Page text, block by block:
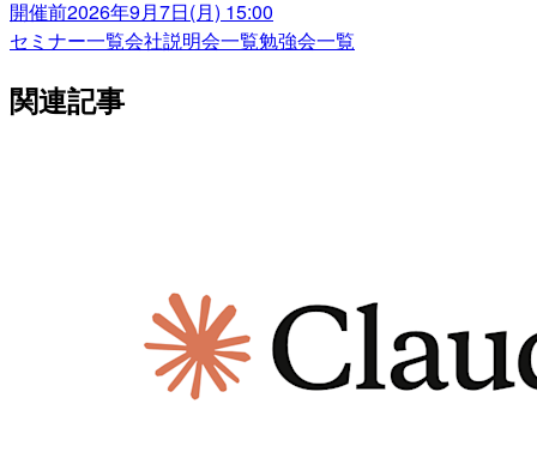
開催前2026年9月7日(月) 15:00
セミナー一覧会社説明会一覧勉強会一覧
関連記事